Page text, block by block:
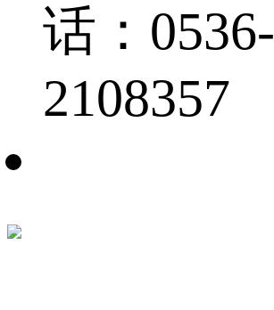
话：0536-
2108357